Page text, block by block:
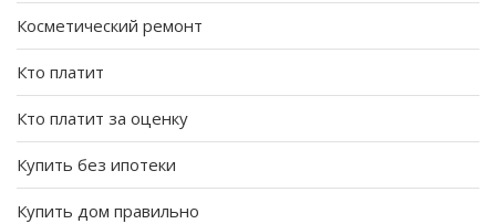
Косметический ремонт
Кто платит
Кто платит за оценку
Купить без ипотеки
Купить дом правильно